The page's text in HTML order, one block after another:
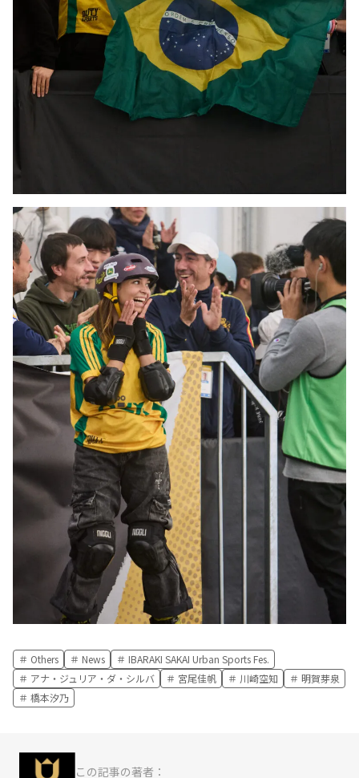
Others News
IBARAKI SAKAI Urban Sports Fes.
アナ・ジュリア・ダ・シルバ
宮尾佳帆 川崎空知
明賀芽泉
橋本汐乃
この記事の著者：